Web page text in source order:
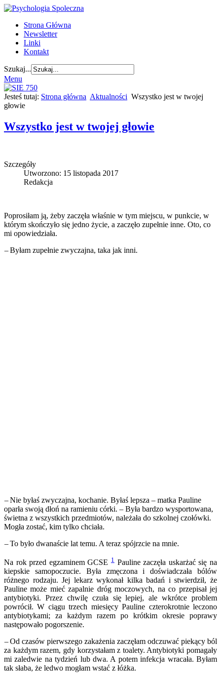
Strona Główna
Newsletter
Linki
Kontakt
Szukaj...
Menu
Jesteś tutaj: Strona główna Aktualności Wszystko jest w twojej
głowie
Wszystko jest w twojej głowie
Szczegóły
Utworzono: 15 listopada 2017
Redakcja
Poprosiłam ją, żeby zaczęła właśnie w tym miejscu, w punkcie, w
którym skończyło się jedno życie, a zaczęło zupełnie inne. Oto, co
mi opowiedziała.
– Byłam zupełnie zwyczajna, taka jak inni.
– Nie byłaś zwyczajna, kochanie. Byłaś lepsza – matka Pauline
oparła swoją dłoń na ramieniu córki. – Była bardzo wysportowana,
świetna z wszystkich przedmiotów, należała do szkolnej czołówki.
Mogła zostać, kim tylko chciała.
– To było dwanaście lat temu. A teraz spójrzcie na mnie.
Na rok przed egzaminem GCSE 1 Pauline zaczęła uskarżać się na
kiepskie samopoczucie. Była zmęczona i doświadczała bólów
różnego rodzaju. Jej lekarz wykonał kilka badań i stwierdził, że
Pauline może mieć zapalnie dróg moczowych, na co przepisał jej
antybiotyki. Przez chwilę czuła się lepiej, ale wkrótce problem
powrócił. W ciągu trzech miesięcy Pauline czterokrotnie leczono
antybiotykami; za każdym razem po krótkim okresie poprawy
następowało pogorszenie.
– Od czasów pierwszego zakażenia zaczęłam odczuwać piekący ból
za każdym razem, gdy korzystałam z toalety. Antybiotyki pomagały
mi zaledwie na tydzień lub dwa. A potem infekcja wracała. Byłam
tak słaba, że ledwo mogłam wstać z łóżka.